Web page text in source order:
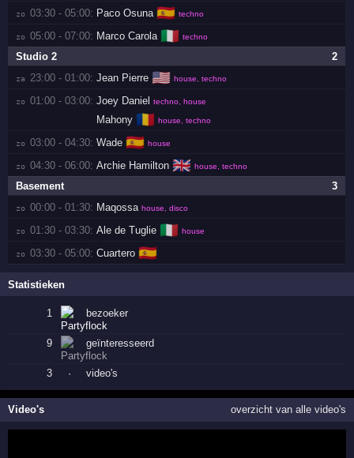
zo 03:30 - 05:00: Paco Osuna 🇪🇸 techno
zo 05:00 - 07:00: Marco Carola 🇮🇹 techno
2
Studio 2
za 23:00 - 01:00: Jean Pierre 🇺🇸 house, techno
zo 01:00 - 03:00: Joey Daniel techno, house
Mahony 🇷🇴 house, techno
zo 03:00 - 04:30: Wade 🇪🇸 house
zo 04:30 - 06:00: Archie Hamilton 🇬🇧 house, techno
3
Basement
zo 00:00 - 01:30: Maqossa house, disco
zo 01:30 - 03:30: Ale de Tuglie 🇮🇹 house
zo 03:30 - 05:00: Cuartero 🇪🇸
Statistieken
1 bezoeker
9 geïnteresseerd
3 · video's
Video's overzicht van alle video's